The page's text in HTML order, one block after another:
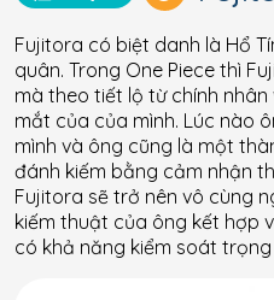
Fujitora có biệt danh là Hổ
quân. Trong One Piece thì
mà theo tiết lộ từ chính
mắt của của mình. Lúc nào
mình và ông cũng là một
đánh kiếm bằng cảm nhận
Fujitora sẽ trở nên vô cùng
kiếm thuật của ông kết hợp
có khả năng kiểm soát trọng